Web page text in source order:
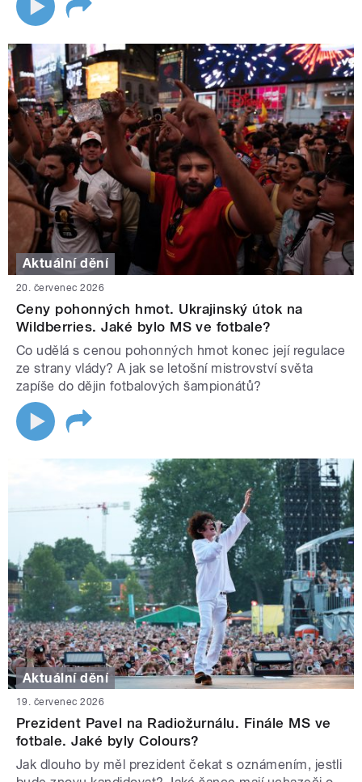
Aktuální dění
20. červenec 2026
Ceny pohonných hmot. Ukrajinský útok na
Wildberries. Jaké bylo MS ve fotbale?
Co udělá s cenou pohonných hmot konec její regulace
ze strany vlády? A jak se letošní mistrovství světa
zapíše do dějin fotbalových šampionátů?
Aktuální dění
19. červenec 2026
Prezident Pavel na Radiožurnálu. Finále MS ve
fotbale. Jaké byly Colours?
Jak dlouho by měl prezident čekat s oznámením, jestli